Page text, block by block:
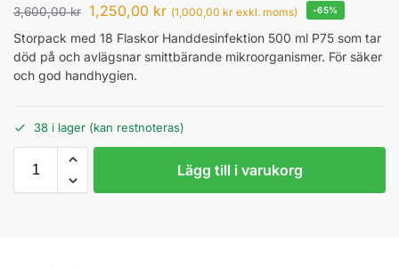
3,600,00kr 1,250,00 kr (1,000,00 kr exkl. moms) -65%
Storpack med 18 Flaskor Handdesinfektion 500 ml P75 som tar
död på och avlägsnar smittbärande mikroorganismer. För säker
och god handhygien.
38 i lager (kan restnoteras)
Lägg till i varukorg